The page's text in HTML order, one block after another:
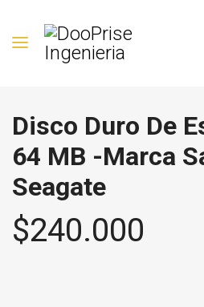
Disco Duro De
64 MB -Marca
Seagate
$240.000